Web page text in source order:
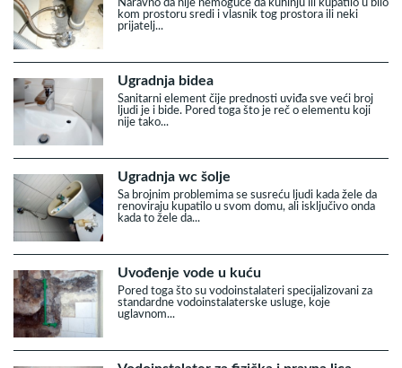
Naravno da nije nemoguće da kuhinju ili kupatilo u bilo
kom prostoru sredi i vlasnik tog prostora ili neki
prijatelj...
Ugradnja bidea
Sanitarni element čije prednosti uviđa sve veći broj
ljudi je i bide. Pored toga što je reč o elementu koji
nije tako...
Ugradnja wc šolje
Sa brojnim problemima se susreću ljudi kada žele da
renoviraju kupatilo u svom domu, ali isključivo onda
kada to žele da...
Uvođenje vode u kuću
Pored toga što su vodoinstalateri specijalizovani za
standardne vodoinstalaterske usluge, koje
uglavnom...